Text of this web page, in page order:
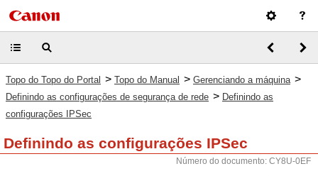
Topo do Topo do Portal > Topo do Manual > Gerenciando a máquina >
Definindo as configurações de segurança de rede > Definindo as
configurações IPSec
Definindo as configurações IPSec
Número do documento: CY8U-0EF